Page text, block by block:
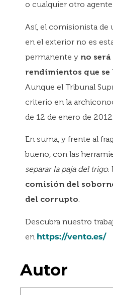
o cualquier otro
Así, el comisionista de
en el exterior no es
permanente y no
rendimientos que
Aunque el Tribunal
criterio en la
de 12 de enero de 2012.
En suma, y frente al
bueno, con las
separar la paja del trigo.
comisión del
del corrupto.
Descubra nuestro
en https://vento.es/
Autor